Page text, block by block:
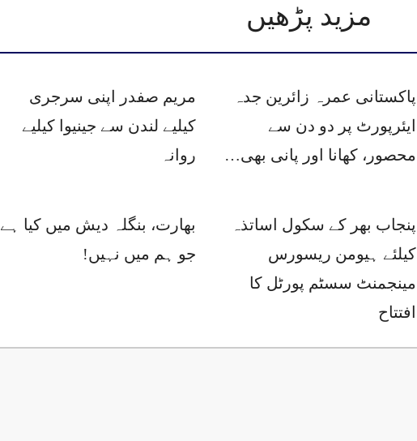
مزید پڑھیں
پاکستانی عمرہ زائرین جدہ
ایئرپورٹ پر دو دن سے
محصور، کھانا اور پانی بھی…
مریم صفدر اپنی سرجری
کیلیے لندن سے جینیوا کیلیے
روانہ
پنجاب بھر کے سکول اساتذہ
کیلئے ہیومن ریسورس
مینجمنٹ سسٹم پورٹل کا
افتتاح
بھارت، بنگلہ دیش میں کیا ہے
جو ہم میں نہیں!